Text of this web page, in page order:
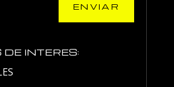
ENVIAR
DE INTERES: